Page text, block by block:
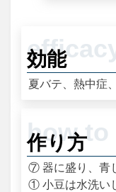
効能
夏バテ、熱中症
作り方
⑦ 器に盛り、青
① 小豆は水洗い